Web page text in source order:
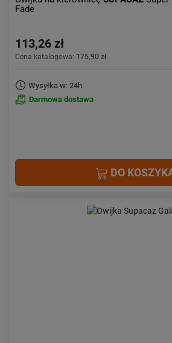
Fade
113,26 zł
Cena katalogowa: 175,90 zł
Wysyłka w: 24h
Darmowa dostawa
DO